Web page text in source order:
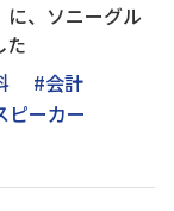
に、ソニーグル
た
#会計
ピーカー